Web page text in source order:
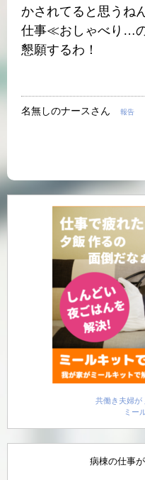
かされてると思うね
仕事≪おしゃべり…の
懇願するわ！
名無しのナースさん 報告
共働き夫婦が
ミー
病棟の仕事